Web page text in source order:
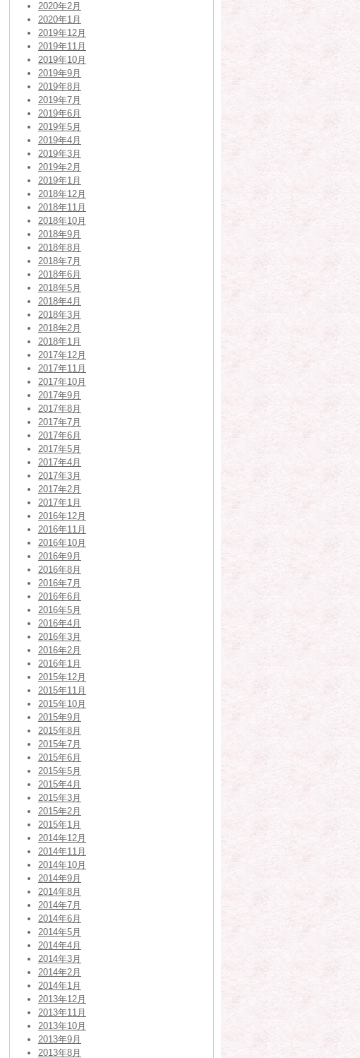
2020年2月
2020年1月
2019年12月
2019年11月
2019年10月
2019年9月
2019年8月
2019年7月
2019年6月
2019年5月
2019年4月
2019年3月
2019年2月
2019年1月
2018年12月
2018年11月
2018年10月
2018年9月
2018年8月
2018年7月
2018年6月
2018年5月
2018年4月
2018年3月
2018年2月
2018年1月
2017年12月
2017年11月
2017年10月
2017年9月
2017年8月
2017年7月
2017年6月
2017年5月
2017年4月
2017年3月
2017年2月
2017年1月
2016年12月
2016年11月
2016年10月
2016年9月
2016年8月
2016年7月
2016年6月
2016年5月
2016年4月
2016年3月
2016年2月
2016年1月
2015年12月
2015年11月
2015年10月
2015年9月
2015年8月
2015年7月
2015年6月
2015年5月
2015年4月
2015年3月
2015年2月
2015年1月
2014年12月
2014年11月
2014年10月
2014年9月
2014年8月
2014年7月
2014年6月
2014年5月
2014年4月
2014年3月
2014年2月
2014年1月
2013年12月
2013年11月
2013年10月
2013年9月
2013年8月